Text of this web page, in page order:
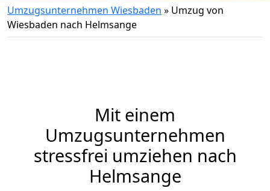
Umzugsunternehmen Wiesbaden » Umzug von
Wiesbaden nach Helmsange
Mit einem
Umzugsunternehmen
stressfrei umziehen nach
Helmsange